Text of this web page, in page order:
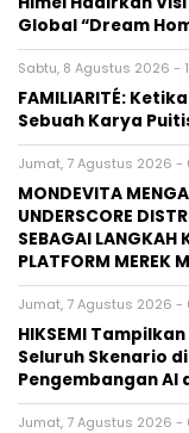
Global “Dream
Sabtu, 8 Agustus 2026 -
FAMILIARITÉ:
Sebuah Karya
Jumat, 7 Agustus 2026 -
MONDEVITA
UNDERSCORE
SEBAGAI LANGKAH
PLATFORM MEREK
Jumat, 7 Agustus 2026 -
HIKSEMI
Seluruh Skenario
Pengembangan AI
Jumat, 7 Agustus 2026 -